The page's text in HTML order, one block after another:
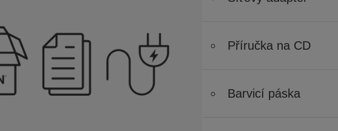
Příručka na CD
Barvicí páska